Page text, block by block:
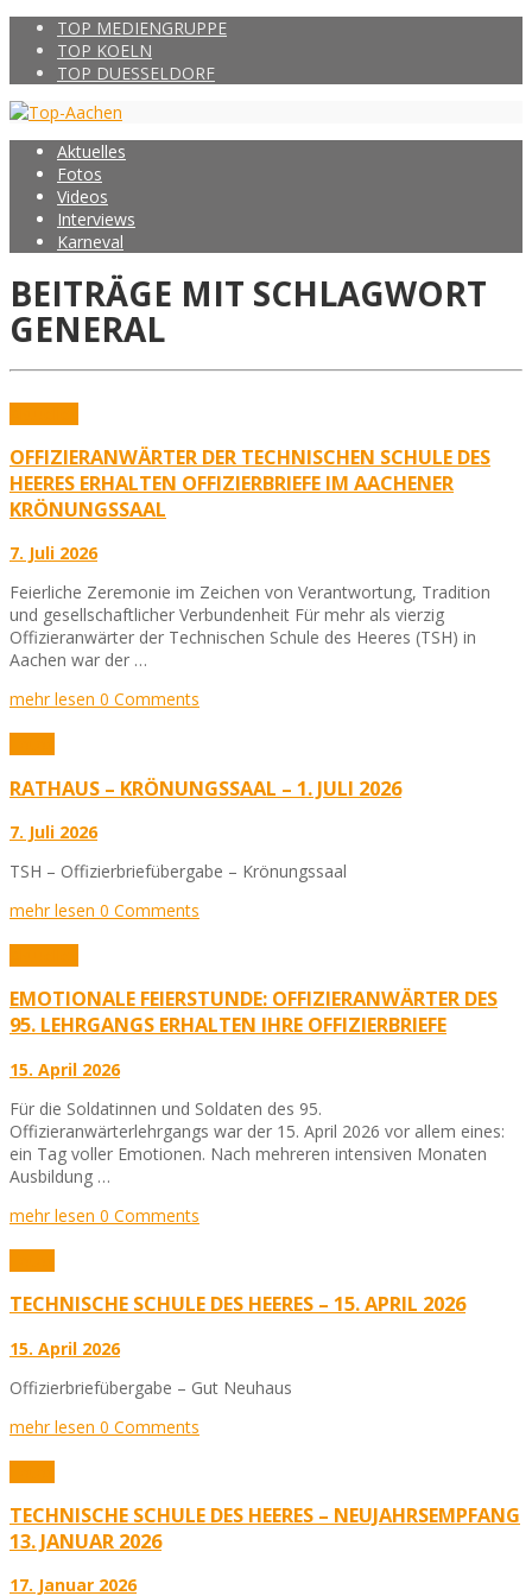
TOP MEDIENGRUPPE
TOP KOELN
TOP DUESSELDORF
Aktuelles
Fotos
Videos
Interviews
Karneval
BEITRÄGE MIT SCHLAGWORT
GENERAL
OFFIZIERANWÄRTER DER TECHNISCHEN SCHULE DES
HEERES ERHALTEN OFFIZIERBRIEFE IM AACHENER
KRÖNUNGSSAAL
7. Juli 2026
Feierliche Zeremonie im Zeichen von Verantwortung, Tradition
und gesellschaftlicher Verbundenheit Für mehr als vierzig
Offizieranwärter der Technischen Schule des Heeres (TSH) in
Aachen war der …
mehr lesen 0 Comments
RATHAUS – KRÖNUNGSSAAL – 1. JULI 2026
7. Juli 2026
TSH – Offizierbriefübergabe – Krönungssaal
mehr lesen 0 Comments
EMOTIONALE FEIERSTUNDE: OFFIZIERANWÄRTER DES
95. LEHRGANGS ERHALTEN IHRE OFFIZIERBRIEFE
15. April 2026
Für die Soldatinnen und Soldaten des 95.
Offizieranwärterlehrgangs war der 15. April 2026 vor allem eines:
ein Tag voller Emotionen. Nach mehreren intensiven Monaten
Ausbildung …
mehr lesen 0 Comments
TECHNISCHE SCHULE DES HEERES – 15. APRIL 2026
15. April 2026
Offizierbriefübergabe – Gut Neuhaus
mehr lesen 0 Comments
TECHNISCHE SCHULE DES HEERES – NEUJAHRSEMPFANG
13. JANUAR 2026
17. Januar 2026